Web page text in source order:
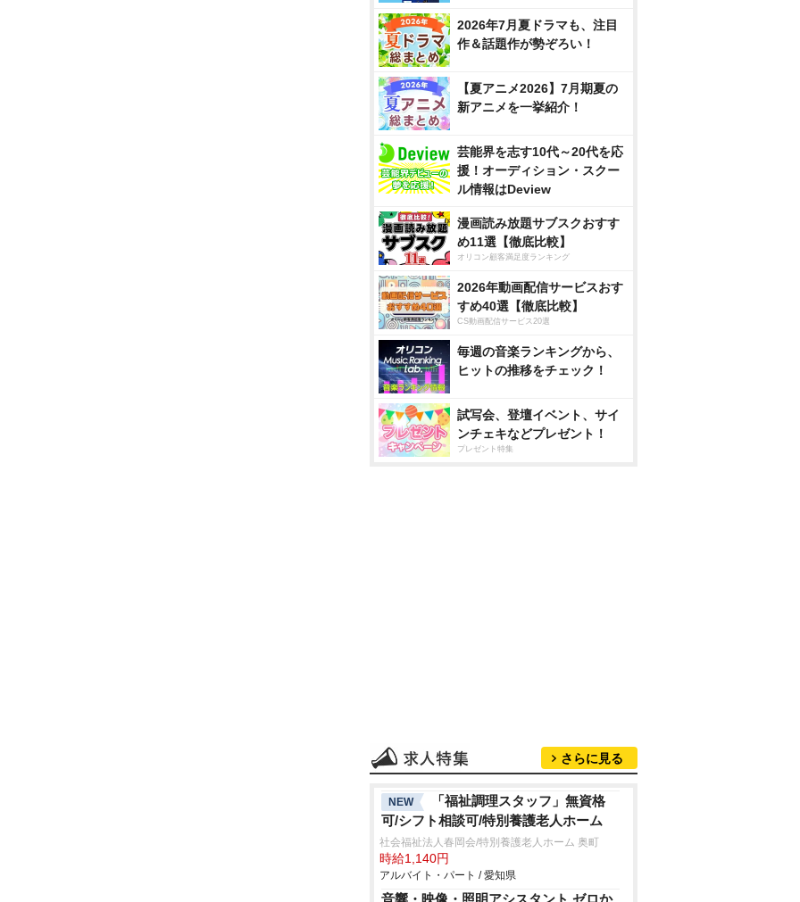
2026年7月夏ドラマも、注目
作＆話題作が勢ぞろい！
【夏アニメ2026】7月期夏の
新アニメを一挙紹介！
芸能界を志す10代～20代を応
援！オーディション・スクー
ル情報はDeview
漫画読み放題サブスクおすす
め11選【徹底比較】
オリコン顧客満足度ランキング
2026年動画配信サービスおす
すめ40選【徹底比較】
CS動画配信サービス20選
毎週の音楽ランキングから、
ヒットの推移をチェック！
試写会、登壇イベント、サイ
ンチェキなどプレゼント！
プレゼント特集
さらに見る
NEW
「福祉調理スタッフ」無資格
可/シフト相談可/特別養護老人ホーム
社会福祉法人春岡会/特別養護老人ホーム 奥町
時給1,140円
アルバイト・パート / 愛知県
音響・映像・照明アシスタント ゼロか